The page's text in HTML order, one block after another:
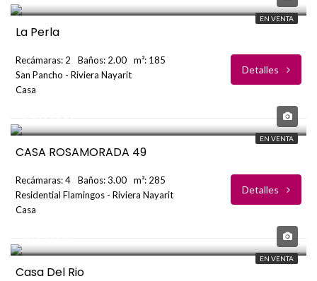
EN VENTA
La Perla
Recámaras: 2 Baños: 2.00
m²: 185
San Pancho - Riviera Nayarit
Casa
Detalles
EN VENTA
CASA ROSAMORADA 49
Recámaras: 4 Baños: 3.00
m²: 285
Residential Flamingos - Riviera Nayarit
Casa
Detalles
EN VENTA
Casa Del Rio